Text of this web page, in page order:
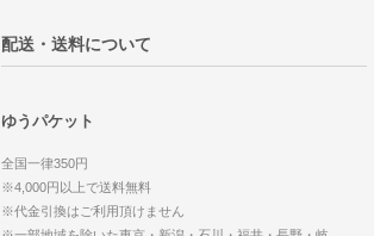
配送・送料について
ゆうパケット
全国一律350円
※4,000円以上で送料無料
※代金引換はご利用頂けません